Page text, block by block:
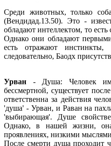
Среди животных, только
(Вендидад.13.50). Это -
обладают интеллектом, то
Однако они обладают
есть отражают
следовательно, Баодх
Урван - Душа: Человек
бессмертной, существует
ответственна за действия
'душа' - Урван, и Раван на
'выбирающая'. Душе
Однако, в нашей жизни,
проявлениях, низкими
После смерти душа проходит